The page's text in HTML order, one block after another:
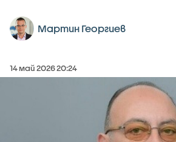
Мартин Георгиев
14 май 2026 20:24